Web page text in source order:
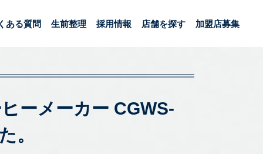
ある質問 生前整理 採用情報 店舗を探す 加盟店募集
ーメーカー CGWS-
。